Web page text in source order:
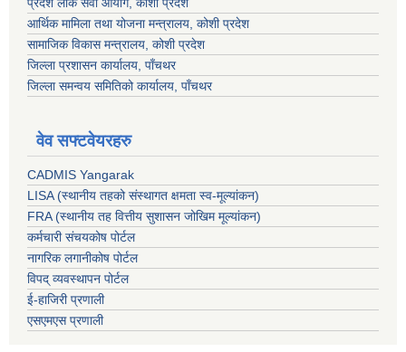
आर्थिक मामिला तथा योजना मन्त्रालय, कोशी प्रदेश
सामाजिक विकास मन्त्रालय, कोशी प्रदेश
जिल्ला प्रशासन कार्यालय, पाँचथर
जिल्ला समन्वय समितिको कार्यालय, पाँचथर
वेव सफ्टवेयरहरु
CADMIS Yangarak
LISA (स्थानीय तहको संस्थागत क्षमता स्व-मूल्यांकन)
FRA (स्थानीय तह वित्तीय सुशासन जोखिम मूल्यांकन)
कर्मचारी संचयकोष पोर्टल
नागरिक लगानीकोष पोर्टल
विपद् व्यवस्थापन पोर्टल
ई-हाजिरी प्रणाली
एसएमएस प्रणाली